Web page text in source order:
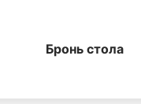
Бронь стола